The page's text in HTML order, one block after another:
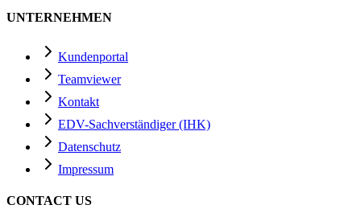
UNTERNEHMEN
Kundenportal
Teamviewer
Kontakt
EDV-Sachverständiger (IHK)
Datenschutz
Impressum
CONTACT US